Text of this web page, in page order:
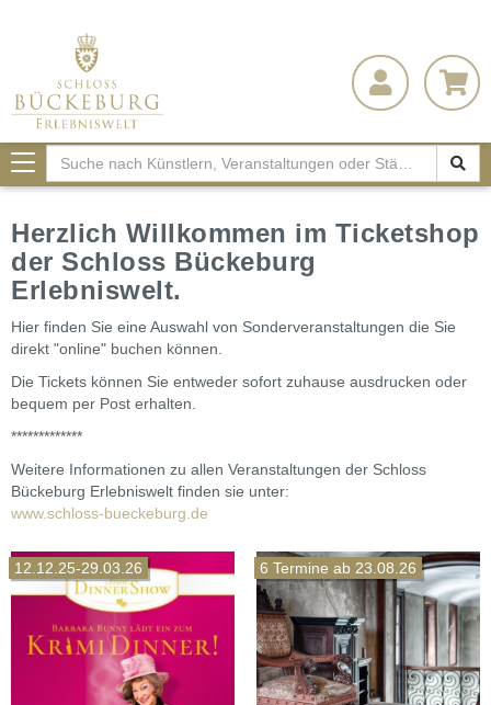
Toggle
navigation
Herzlich Willkommen im Ticketshop
der Schloss Bückeburg
Erlebniswelt.
Hier finden Sie eine Auswahl von Sonderveranstaltungen die Sie
direkt "online" buchen können.
Die Tickets können Sie entweder sofort zuhause ausdrucken oder
bequem per Post erhalten.
*************
Weitere Informationen zu allen Veranstaltungen der Schloss
Bückeburg Erlebniswelt finden sie unter:
www.schloss-bueckeburg.de
12.12.25-29.03.26 6 Termine ab 23.08.26